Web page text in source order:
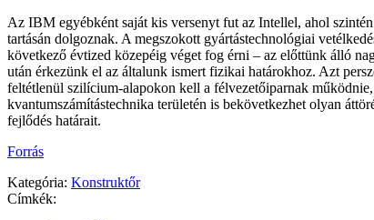
Az IBM egyébként saját kis versenyt fut az Intellel, ahol
tartásán dolgoznak. A megszokott gyártástechnológiai
következő évtized közepéig véget fog érni – az előttünk álló
után érkezünk el az általunk ismert fizikai határokhoz. Azt
feltétlenül szilícium-alapokon kell a félvezetőiparnak
kvantumszámítástechnika területén is bekövetkezhet olyan
fejlődés határait.
Forrás
Kategória: Konstruktőr
Címkék: